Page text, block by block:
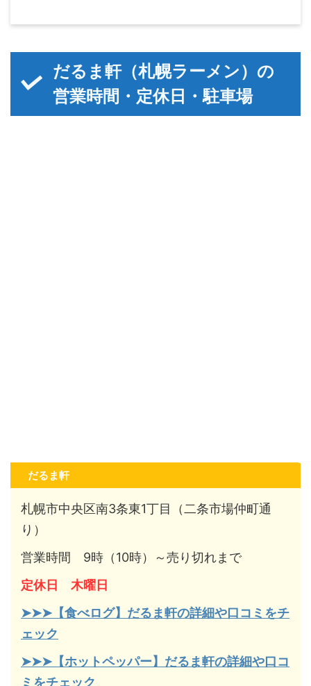
だるま軒（札幌ラーメン）の
営業時間・定休日・駐車場
だるま軒
札幌市中央区南3条東1丁目（二条市場仲町通
り）
営業時間 9時（10時）～売り切れまで
定休日 木曜日
➤➤➤【食べログ】だるま軒の詳細や口コミをチ
ェック
➤➤➤【ホットペッパー】だるま軒の詳細や口コ
ミをチェック